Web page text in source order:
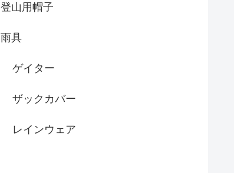
登山用帽子
雨具
ゲイター
ザックカバー
レインウェア